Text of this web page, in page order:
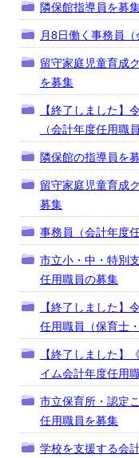
隣保館指導員を募
月8日働く事務員
留守家庭児童育成
を募集
【終了しました】
（会計年度任用職
隣保館の指導員を
留守家庭児童育成
募集
事務員（会計年度
市立小・中・特別
任用職員の募集
【終了しました
任用職員（保育士
【終了しました
イム会計年度任用
市立保育所・認定
任用職員を募集
学校を支援する会